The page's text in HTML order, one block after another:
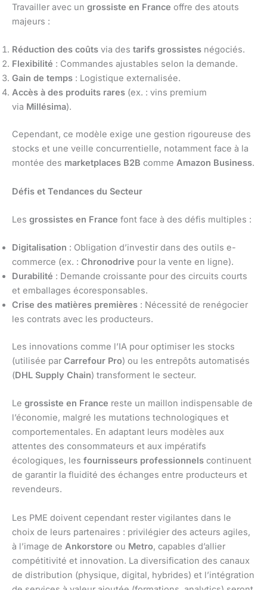
Travailler avec un grossiste en France offre des atouts
majeurs :
Réduction des coûts via des tarifs grossistes négociés.
Flexibilité : Commandes ajustables selon la demande.
Gain de temps : Logistique externalisée.
Accès à des produits rares (ex. : vins premium
via Millésima).
Cependant, ce modèle exige une gestion rigoureuse des
stocks et une veille concurrentielle, notamment face à la
montée des marketplaces B2B comme Amazon Business.
Défis et Tendances du Secteur
Les grossistes en France font face à des défis multiples :
Digitalisation : Obligation d’investir dans des outils e-
commerce (ex. : Chronodrive pour la vente en ligne).
Durabilité : Demande croissante pour des circuits courts
et emballages écoresponsables.
Crise des matières premières : Nécessité de renégocier
les contrats avec les producteurs.
Les innovations comme l’IA pour optimiser les stocks
(utilisée par Carrefour Pro) ou les entrepôts automatisés
(DHL Supply Chain) transforment le secteur.
Le grossiste en France reste un maillon indispensable de
l’économie, malgré les mutations technologiques et
comportementales. En adaptant leurs modèles aux
attentes des consommateurs et aux impératifs
écologiques, les fournisseurs professionnels continuent
de garantir la fluidité des échanges entre producteurs et
revendeurs.
Les PME doivent cependant rester vigilantes dans le
choix de leurs partenaires : privilégier des acteurs agiles,
à l’image de Ankorstore ou Metro, capables d’allier
compétitivité et innovation. La diversification des canaux
de distribution (physique, digital, hybrides) et l’intégration